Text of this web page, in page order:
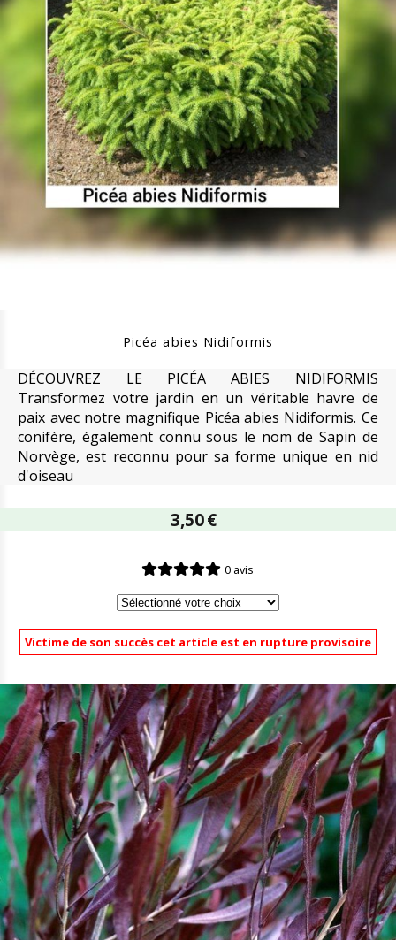
Picéa abies Nidiformis
DÉCOUVREZ LE PICÉA ABIES NIDIFORMIS
Transformez votre jardin en un véritable havre de
paix avec notre magnifique Picéa abies Nidiformis. Ce
conifère, également connu sous le nom de Sapin de
Norvège, est reconnu pour sa forme unique en nid
d'oiseau
3,50€
0 avis
Victime de son succès cet article est en rupture provisoire